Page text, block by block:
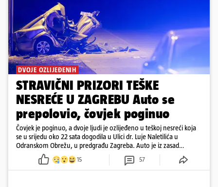
DVOJE OZLIJEĐENIH
STRAVIČNI PRIZORI TEŠKE
NESREĆE U ZAGREBU Auto se
prepolovio, čovjek poginuo
Čovjek je poginuo, a dvoje ljudi je ozlijeđeno u teškoj nesreći koja
se u srijedu oko 22 sata dogodila u Ulici dr. Luje Naletilića u
Odranskom Obrežu, u predgrađu Zagreba. Auto je iz zasad
neutvrđenih razloga sletio s kolnika, a od siline udara vozilo se
prepolovilo.
15 57